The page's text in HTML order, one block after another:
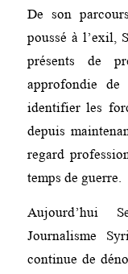
De son
poussé à l’exil,
présents de
approfondie
identifier les
depuis
regard
temps de guerre.
Aujourd’hui
Journalisme
continue de